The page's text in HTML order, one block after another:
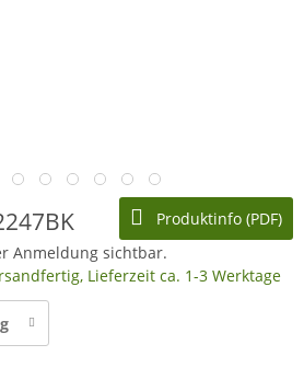
Produktinfo (PDF)
Anmeldung sichtbar.
Lieferzeit ca. 1-3 Werktage